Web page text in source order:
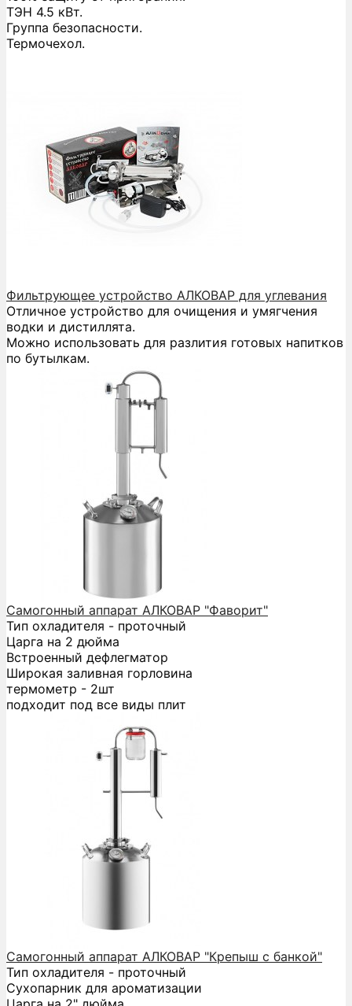
ТЭН 4.5 кВт.
Группа безопасности.
Термочехол.
Фильтрующее устройство АЛКОВАР для углевания
Отличное устройство для очищения и умягчения
водки и дистиллята.
Можно использовать для разлития готовых напитков
по бутылкам.
Самогонный аппарат АЛКОВАР "Фаворит"
Тип охладителя - проточный
Царга на 2 дюйма
Встроенный дефлегматор
Широкая заливная горловина
термометр - 2шт
подходит под все виды плит
Самогонный аппарат АЛКОВАР "Крепыш с банкой"
Тип охладителя - проточный
Сухопарник для ароматизации